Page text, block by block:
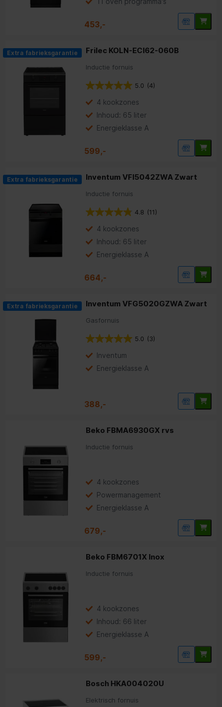
453,-
Extra fabrieksgarantie Frilec KOLN-ECI62-060B
Inductie fornuis
5.0 (4)
4 kookzones
Inhoud: 65 liter
Energieklasse A
599,-
Extra fabrieksgarantie Inventum VFI5042ZWA Zwart
Inductie fornuis
4.8 (11)
4 kookzones
Inhoud: 65 liter
Energieklasse A
664,-
Extra fabrieksgarantie Inventum VFG5020GZWA Zwart
Gasfornuis
5.0 (3)
Inventum
Energieklasse A
388,-
Beko FBMA6930GX rvs
Inductie fornuis
4 kookzones
Powermanagement
Energieklasse A
679,-
Beko FBM6701X Inox
Inductie fornuis
4 kookzones
Inhoud: 66 liter
Energieklasse A
599,-
Bosch HKA004020U
Elektrisch fornuis